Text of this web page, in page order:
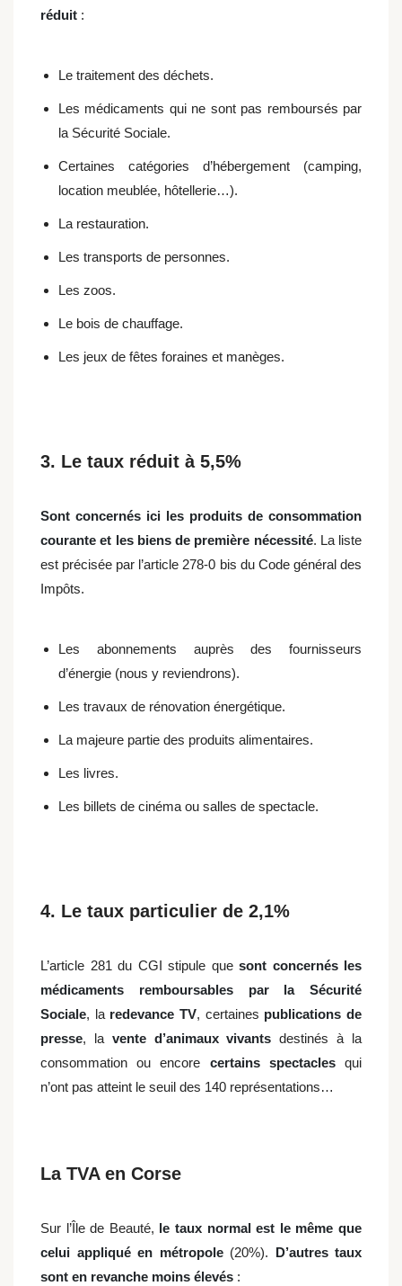
réduit :
Le traitement des déchets.
Les médicaments qui ne sont pas remboursés par
la Sécurité Sociale.
Certaines catégories d’hébergement (camping,
location meublée, hôtellerie…).
La restauration.
Les transports de personnes.
Les zoos.
Le bois de chauffage.
Les jeux de fêtes foraines et manèges.
3. Le taux réduit à 5,5%
Sont concernés ici les produits de consommation
courante et les biens de première nécessité. La liste
est précisée par l’article 278-0 bis du Code général des
Impôts.
Les abonnements auprès des fournisseurs
d’énergie (nous y reviendrons).
Les travaux de rénovation énergétique.
La majeure partie des produits alimentaires.
Les livres.
Les billets de cinéma ou salles de spectacle.
4. Le taux particulier de 2,1%
L’article 281 du CGI stipule que sont concernés les
médicaments remboursables par la Sécurité
Sociale, la redevance TV, certaines publications de
presse, la vente d’animaux vivantsdestinés à la
consommation ou encore certains spectaclesqui
n’ont pas atteint le seuil des 140 représentations…
La TVA en Corse
Sur l’Île de Beauté, le taux normal est le même que
celui appliqué en métropole (20%). D’autres taux
sont en revanche moins élevés :